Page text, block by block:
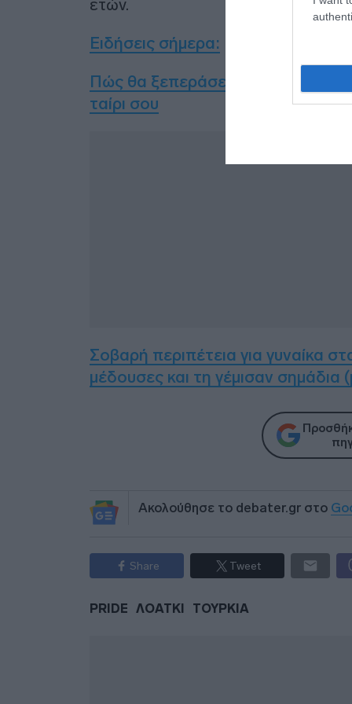
ετών.
Ειδήσεις σήμερα:
Πώς θα ξεπεράσεις τη ζήλια για
ταίρι σου
Σοβαρή περιπέτεια για γυναίκα
μέδουσες και τη γέμισαν σημάδια
Ακολούθησε το debater.gr στο
Share Tweet
PRIDE ΛΟΑΤΚΙ ΤΟΥΡΚΙΑ